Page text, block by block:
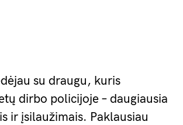
su draugu, kuris
dirbo policijoje – daugiausia
ir įsilaužimais. Paklausiau